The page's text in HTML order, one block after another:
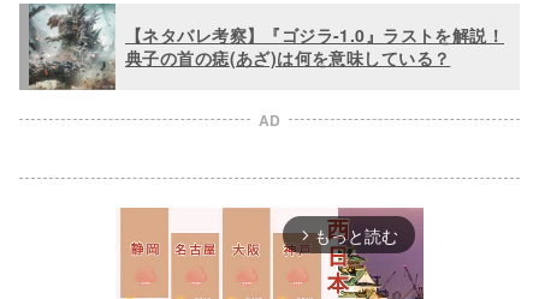
【ネタバレ考察】『ゴジラ-1.0』ラストを解説！
典子の首の痣(あざ)は何を意味している？
AD
arrow_forward_ios もっと読む